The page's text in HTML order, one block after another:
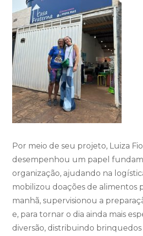
Por meio de seu projeto, Luiza
desempenhou um papel
organização, ajudando na
mobilizou doações de alimentos
manhã, supervisionou a
e, para tornar o dia ainda mais
diversão, distribuindo